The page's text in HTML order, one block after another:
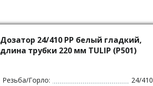
Дозатор 24/410 PP белый гладкий,
длина трубки 220 мм TULIP (P501)
Резьба/Горло:
24/410